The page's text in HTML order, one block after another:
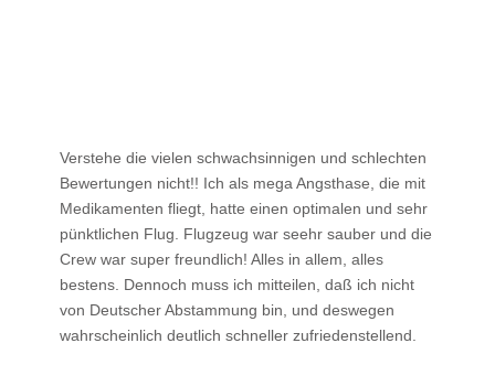
Verstehe die vielen schwachsinnigen und schlechten
Bewertungen nicht!! Ich als mega Angsthase, die mit
Medikamenten fliegt, hatte einen optimalen und sehr
pünktlichen Flug. Flugzeug war seehr sauber und die
Crew war super freundlich! Alles in allem, alles
bestens. Dennoch muss ich mitteilen, daß ich nicht
von Deutscher Abstammung bin, und deswegen
wahrscheinlich deutlich schneller zufriedenstellend.